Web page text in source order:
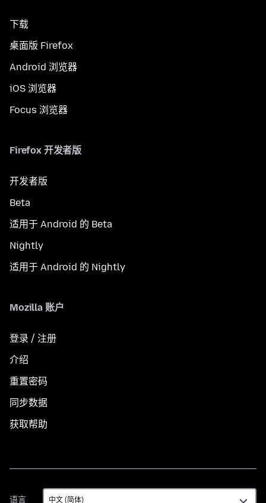
下载
桌面版 Firefox
Android 浏览器
iOS 浏览器
Focus 浏览器
Firefox 开发者版
开发者版
Beta
适用于 Android 的 Beta
Nightly
适用于 Android 的 Nightly
Mozilla 账户
登录 / 注册
介绍
重置密码
同步数据
获取帮助
语言
语